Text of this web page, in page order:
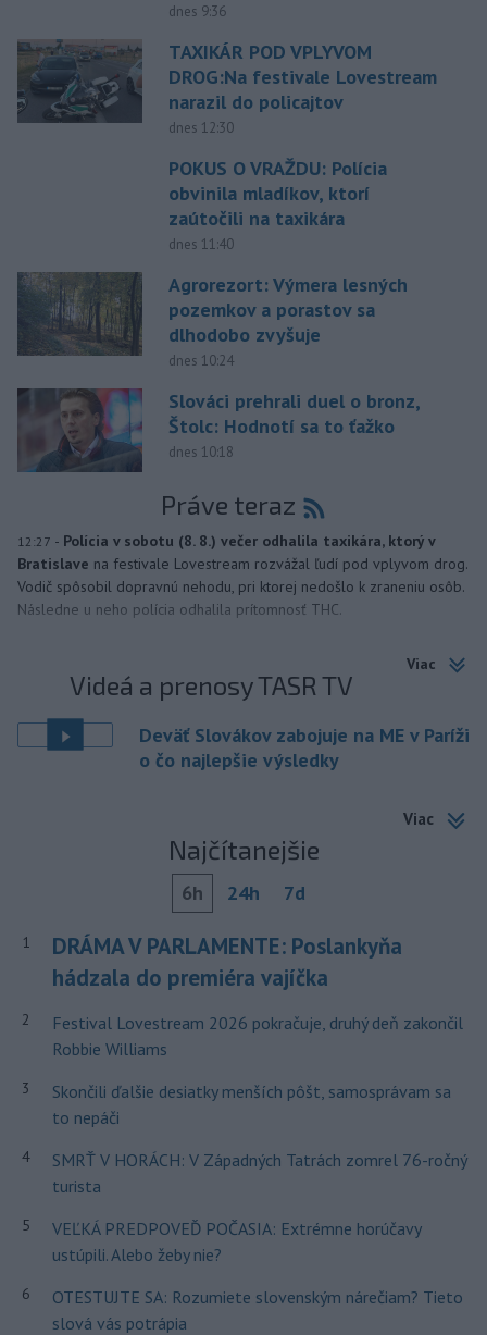
dnes 9:36
TAXIKÁR POD VPLYVOM
DROG:Na festivale Lovestream
narazil do policajtov
dnes 12:30
POKUS O VRAŽDU: Polícia
obvinila mladíkov, ktorí
zaútočili na taxikára
dnes 11:40
Agrorezort: Výmera lesných
pozemkov a porastov sa
dlhodobo zvyšuje
dnes 10:24
Slováci prehrali duel o bronz,
Štolc: Hodnotí sa to ťažko
dnes 10:18
Práve teraz
12:27 - Polícia v sobotu (8. 8.) večer odhalila taxikára, ktorý v
Bratislave na festivale Lovestream rozvážal ľudí pod vplyvom drog.
Vodič spôsobil dopravnú nehodu, pri ktorej nedošlo k zraneniu osôb.
Následne u neho polícia odhalila prítomnosť THC.
Viac
Videá a prenosy TASR TV
Deväť Slovákov zabojuje na ME v Paríži
o čo najlepšie výsledky
Viac
Najčítanejšie
6h 24h 7d
1
DRÁMA V PARLAMENTE: Poslankyňa
hádzala do premiéra vajíčka
2
Festival Lovestream 2026 pokračuje, druhý deň zakončil
Robbie Williams
3
Skončili ďalšie desiatky menších pôšt, samosprávam sa
to nepáči
4
SMRŤ V HORÁCH: V Západných Tatrách zomrel 76-ročný
turista
5
VEĽKÁ PREDPOVEĎ POČASIA: Extrémne horúčavy
ustúpili. Alebo žeby nie?
6
OTESTUJTE SA: Rozumiete slovenským nárečiam? Tieto
slová vás potrápia